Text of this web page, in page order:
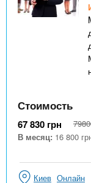
Стоимость
67 830 грн
В месяц: 16 800
Киев Онлайн